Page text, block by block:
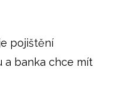
pojištění
a banka chce mít